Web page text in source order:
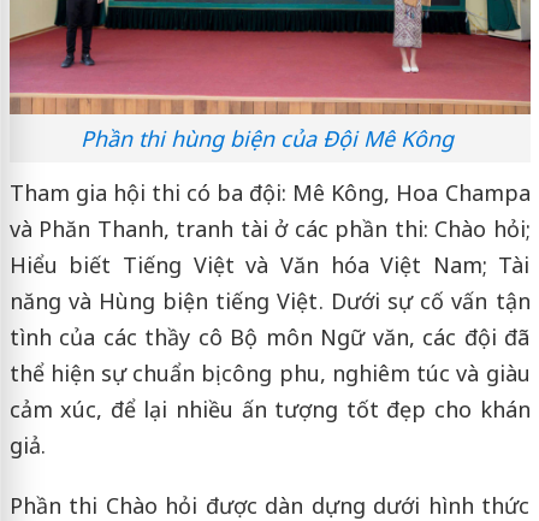
Phần thi hùng biện của Đội Mê Kông
Tham gia hội thi có ba đội: Mê Kông, Hoa Champa
và Phăn Thanh, tranh tài ở các phần thi: Chào hỏi;
Hiểu biết Tiếng Việt và Văn hóa Việt Nam; Tài
năng và Hùng biện tiếng Việt. Dưới sự cố vấn tận
tình của các thầy cô Bộ môn Ngữ văn, các đội đã
thể hiện sự chuẩn bị công phu, nghiêm túc và giàu
cảm xúc, để lại nhiều ấn tượng tốt đẹp cho khán
giả.
Phần thi Chào hỏi được dàn dựng dưới hình thức